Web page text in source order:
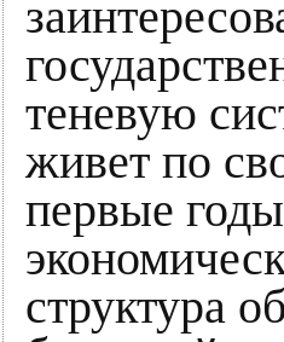
теневую
живет по
первые
структура